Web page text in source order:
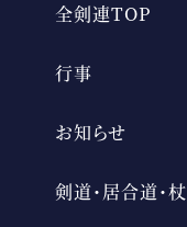
全剣連TOP
行事
お知らせ
剣道・居合道・